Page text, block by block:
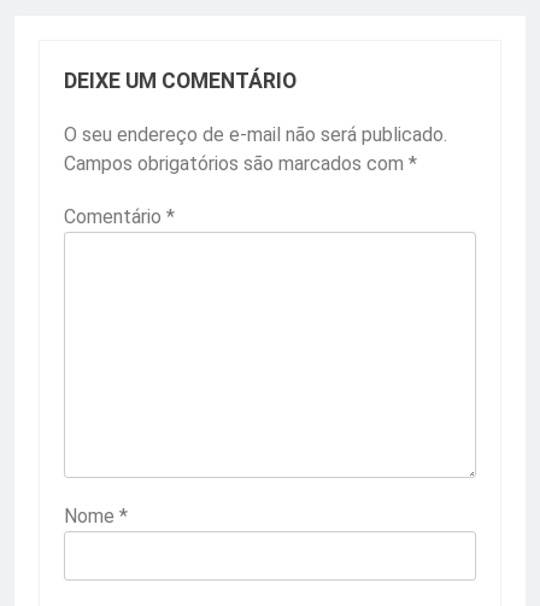
DEIXE UM COMENTÁRIO
O seu endereço de e-mail não será publicado.
Campos obrigatórios são marcados com *
Comentário *
Nome *